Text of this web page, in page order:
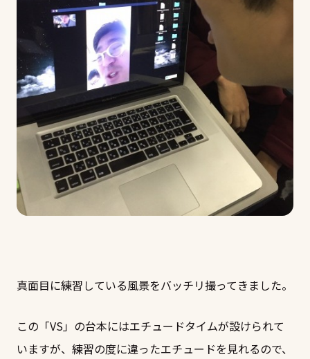
真面目に練習している風景をバッチリ撮ってきました。
この「VS」の台本にはエチュードタイムが設けられて
いますが、練習の度に違ったエチュードを見れるので、